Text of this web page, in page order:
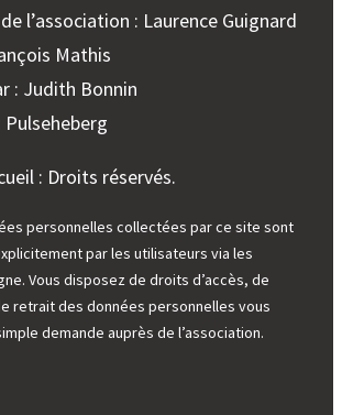
l’association : Laurence Guignard
Mathis
: Judith Bonnin
: Droits réservés.
personnelles collectées par ce site sont
par les utilisateurs via les
Vous disposez de droits d’accès, de
retrait des données personnelles vous
demande auprès de l’association.